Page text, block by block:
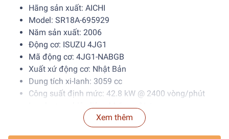
Hãng sản xuất: AICHI
Model: SR18A-695929
Năm sản xuất: 2006
Động cơ: ISUZU 4JG1
Mã động cơ: 4JG1-NABGB
Xuất xứ động cơ: Nhật Bản
Dung tích xi-lanh: 3059 cc
Công suất định mức: 42.8 kW @ 2400 vòng/phút
Lưu lượng nhiên liệu: 44.6 mm³/st
Hệ thống điều khiển khí thải: EM
Tiêu chuẩn khí thải: U.S. EPA non-road 2006 &
Xem thêm